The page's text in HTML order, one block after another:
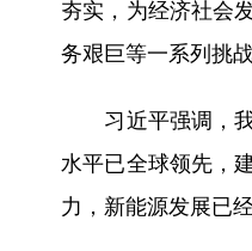
夯实，为经济社会
务艰巨等一系列挑
习近平强调，我
水平已全球领先，
力，新能源发展已